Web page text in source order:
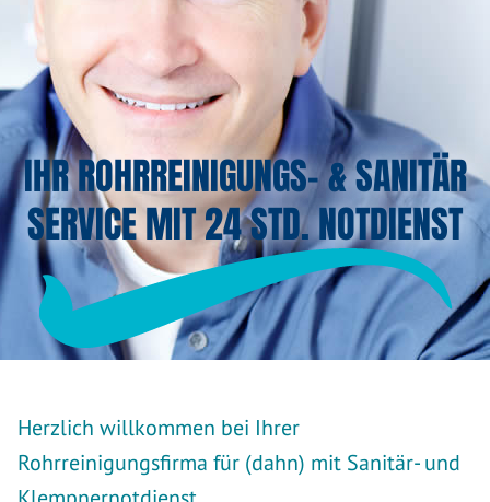
IHR ROHRREINIGUNGS- & SANITÄR
SERVICE MIT 24 STD. NOTDIENST
Herzlich willkommen bei Ihrer
Rohrreinigungsfirma für (dahn) mit Sanitär- und